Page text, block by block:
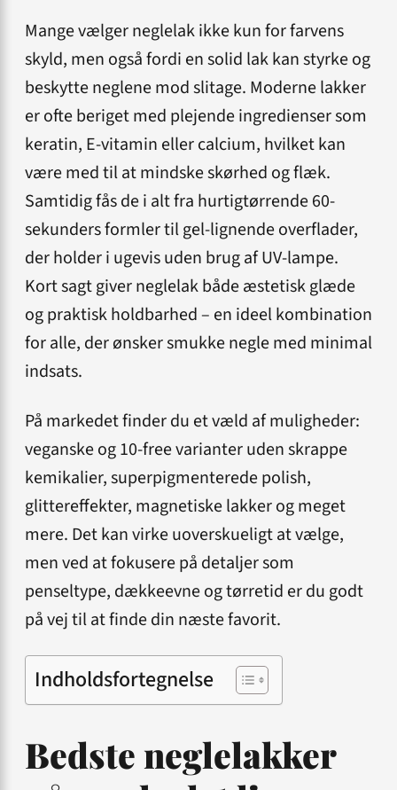
Mange vælger neglelak ikke kun for farvens
skyld, men også fordi en solid lak kan styrke og
beskytte neglene mod slitage. Moderne lakker
er ofte beriget med plejende ingredienser som
keratin, E-vitamin eller calcium, hvilket kan
være med til at mindske skørhed og flæk.
Samtidig fås de i alt fra hurtigtørrende 60-
sekunders formler til gel-lignende overflader,
der holder i ugevis uden brug af UV-lampe.
Kort sagt giver neglelak både æstetisk glæde
og praktisk holdbarhed – en ideel kombination
for alle, der ønsker smukke negle med minimal
indsats.
På markedet finder du et væld af muligheder:
veganske og 10-free varianter uden skrappe
kemikalier, superpigmenterede polish,
glittereffekter, magnetiske lakker og meget
mere. Det kan virke uoverskueligt at vælge,
men ved at fokusere på detaljer som
penseltype, dækkeevne og tørretid er du godt
på vej til at finde din næste favorit.
Indholdsfortegnelse
Bedste neglelakker